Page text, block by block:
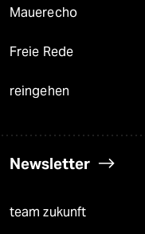
Mauerecho
Freie Rede
reingehen
Newsletter
team zukunft